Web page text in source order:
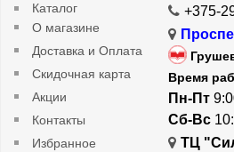
Каталог
О магазине
Доставка и Оплата
Скидочная карта
Акции
Контакты
Избранное
+375-
Время
Пн-Пт
Сб-Вс
ТЦ